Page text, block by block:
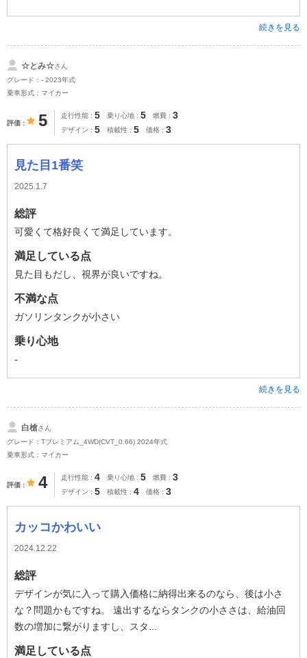
続きを見る
☆とみ☆さん
グレード：- 2023年式
乗車形式：マイカー
評価 5 走行性能 5 乗り心地 5 燃費 3
デザイン 5 積載性 5 価格 3
見た目1番笑
2025.1.7
総評
可愛くて格好良くて満足しています。
満足している点
見た目もだし、視界が良いですね。
不満な点
ガソリンタンクが小さい
乗り心地
-
続きを見る
白槍さん
グレード：Tプレミアム_4WD(CVT_0.66) 2024年式
乗車形式：マイカー
評価 4 走行性能 4 乗り心地 5 燃費 3
デザイン 5 積載性 4 価格 3
カッコかわいい
2024.12.22
総評
デザインが気に入って購入価格に納得出来るのなら、後は小さ
な？問題かもですね。 遠出するならタンクの小ささは、給油回
数の増加に繋がりますし、スタ...
満足している点